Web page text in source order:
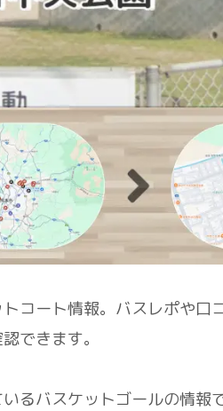
コート情報。バスレポや口
できます。
るバスケットゴールの情報で